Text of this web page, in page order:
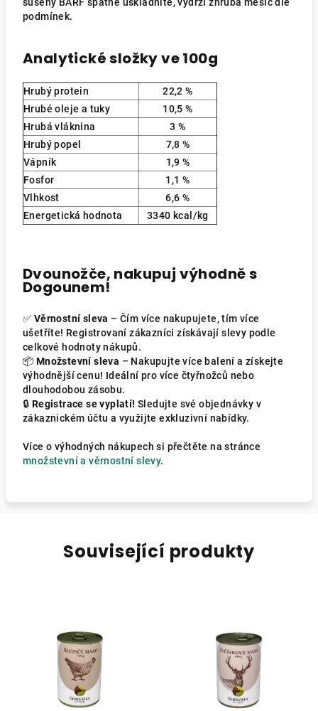
podmínek.
Analytické složky ve 100g
Hrubý protein 22,2 %
Hrubé oleje a tuky
10,5 %
Hrubá vláknina
3 %
Hrubý popel
7,8 %
Vápník
1,9 %
Fosfor
1,1 %
Vlhkost
6,6 %
Energetická hodnota
3340 kcal/kg
Dvounožče, nakupuj výhodně s
Dogounem!
✅ Věrnostní sleva – Čím více nakupujete, tím více
ušetříte! Registrovaní zákazníci získávají slevy podle
celkové hodnoty nákupů.
📦 Množstevní sleva – Nakupujte více balení a získejte
výhodnější cenu! Ideální pro více čtyřnožců nebo
dlouhodobou zásobu.
🔒 Registrace se vyplatí! Sledujte své objednávky v
zákaznickém účtu a využijte exkluzivní nabídky.
Více o výhodných nákupech si přečtěte na stránce
množstevní a věrnostní slevy.
Související produkty